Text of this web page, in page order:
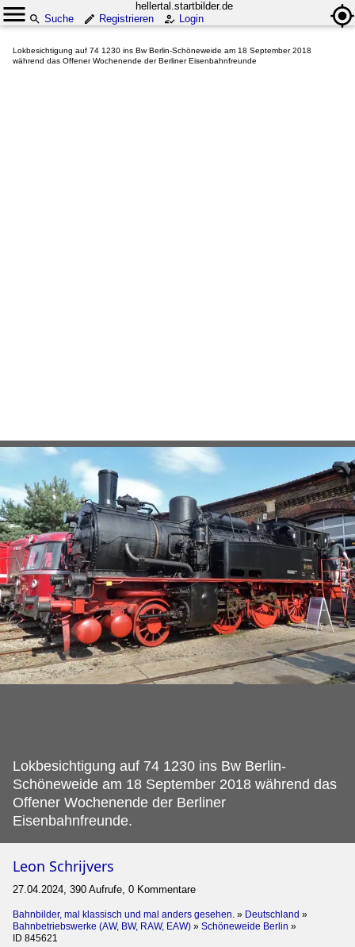
hellertal.startbilder.de
Suche
Registrieren Login
Lokbesichtigung auf 74 1230 ins Bw Berlin-Schöneweide am 18 September 2018
während das Offener Wochenende der Berliner Eisenbahnfreunde
Lokbesichtigung auf 74 1230 ins Bw Berlin-
Schöneweide am 18 September 2018 während das
Offener Wochenende der Berliner
Eisenbahnfreunde.
Leon Schrijvers
27.04.2024, 390 Aufrufe, 0 Kommentare
Bahnbilder, mal klassisch und mal anders gesehen. » Deutschland »
Bahnbetriebswerke (AW, BW, RAW, EAW) » Schöneweide Berlin »
ID 845621